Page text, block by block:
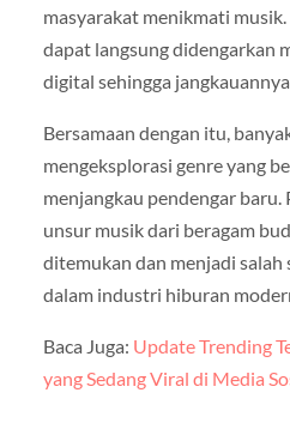
masyarakat menikmati
dapat langsung didengarkan
digital sehingga
Bersamaan dengan itu,
mengeksplorasi genre yang
menjangkau pendengar baru.
unsur musik dari beragam
ditemukan dan menjadi salah
dalam industri hiburan
Baca Juga: Update Trending
yang Sedang Viral di Media